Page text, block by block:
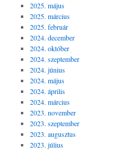
2025. május
2025. március
2025. február
2024. december
2024. október
2024. szeptember
2024. június
2024. május
2024. április
2024. március
2023. november
2023. szeptember
2023. augusztus
2023. július